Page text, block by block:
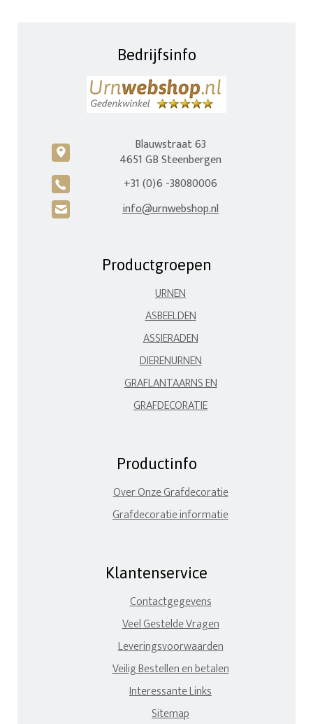
Bedrijfsinfo
c
Blauwstraat 63
4651 GB Steenbergen
A +31 (0)6 -38080006
H info@urnwebshop.nl
Productgroepen
URNEN
ASBEELDEN
ASSIERADEN
DIERENURNEN
GRAFLANTAARNS EN
GRAFDECORATIE
Productinfo
Over Onze Grafdecoratie
Grafdecoratie informatie
Klantenservice
Contactgegevens
Veel Gestelde Vragen
Leveringsvoorwaarden
Veilig Bestellen en betalen
Interessante Links
Sitemap